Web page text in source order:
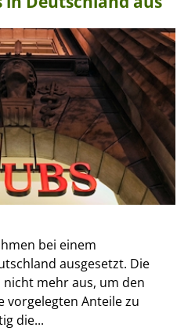
bei einem
ausgesetzt. Die
mehr aus, um den
vorgelegten Anteile zu
die...